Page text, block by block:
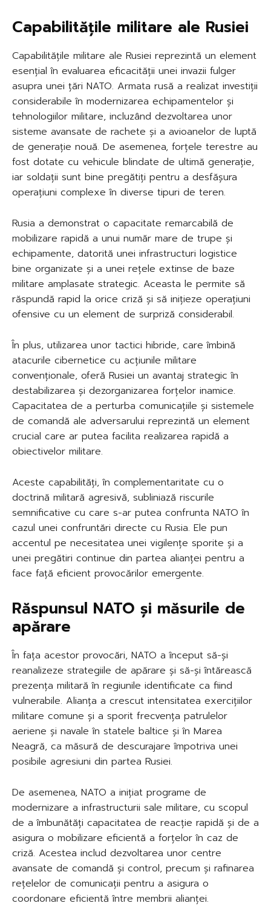
Capabilitățile militare ale Rusiei
Capabilitățile militare ale Rusiei reprezintă un element
esențial în evaluarea eficacității unei invazii fulger
asupra unei țări NATO. Armata rusă a realizat investiții
considerabile în modernizarea echipamentelor și
tehnologiilor militare, incluzând dezvoltarea unor
sisteme avansate de rachete și a avioanelor de luptă
de generație nouă. De asemenea, forțele terestre au
fost dotate cu vehicule blindate de ultimă generație,
iar soldații sunt bine pregătiți pentru a desfășura
operațiuni complexe în diverse tipuri de teren.
Rusia a demonstrat o capacitate remarcabilă de
mobilizare rapidă a unui număr mare de trupe și
echipamente, datorită unei infrastructuri logistice
bine organizate și a unei rețele extinse de baze
militare amplasate strategic. Aceasta le permite să
răspundă rapid la orice criză și să inițieze operațiuni
ofensive cu un element de surpriză considerabil.
În plus, utilizarea unor tactici hibride, care îmbină
atacurile cibernetice cu acțiunile militare
convenționale, oferă Rusiei un avantaj strategic în
destabilizarea și dezorganizarea forțelor inamice.
Capacitatea de a perturba comunicațiile și sistemele
de comandă ale adversarului reprezintă un element
crucial care ar putea facilita realizarea rapidă a
obiectivelor militare.
Aceste capabilități, în complementaritate cu o
doctrină militară agresivă, subliniază riscurile
semnificative cu care s-ar putea confrunta NATO în
cazul unei confruntări directe cu Rusia. Ele pun
accentul pe necesitatea unei vigilențe sporite și a
unei pregătiri continue din partea alianței pentru a
face față eficient provocărilor emergente.
Răspunsul NATO și măsurile de
apărare
În fața acestor provocări, NATO a început să-și
reanalizeze strategiile de apărare și să-și întărească
prezența militară în regiunile identificate ca fiind
vulnerabile. Alianța a crescut intensitatea exercițiilor
militare comune și a sporit frecvența patrulelor
aeriene și navale în statele baltice și în Marea
Neagră, ca măsură de descurajare împotriva unei
posibile agresiuni din partea Rusiei.
De asemenea, NATO a inițiat programe de
modernizare a infrastructurii sale militare, cu scopul
de a îmbunătăți capacitatea de reacție rapidă și de a
asigura o mobilizare eficientă a forțelor în caz de
criză. Acestea includ dezvoltarea unor centre
avansate de comandă și control, precum și rafinarea
rețelelor de comunicații pentru a asigura o
coordonare eficientă între membrii alianței.